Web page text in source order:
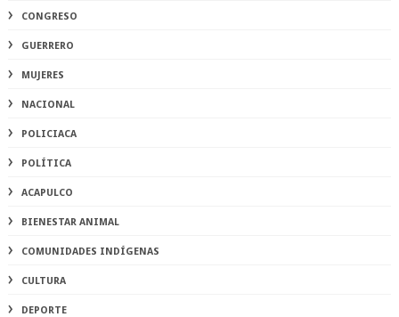
CONGRESO
GUERRERO
MUJERES
NACIONAL
POLICIACA
POLÍTICA
ACAPULCO
BIENESTAR ANIMAL
COMUNIDADES INDÍGENAS
CULTURA
DEPORTE